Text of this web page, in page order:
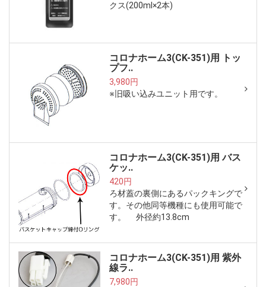
クス(200ml×2本)
コロナホーム3(CK-351)用 トッ
プフ..
3,980円
※旧吸い込みユニット用です。
コロナホーム3(CK-351)用 バス
ケッ..
420円
ろ材蓋の裏側にあるパックキングで
す。その他同等機種にも使用可能で
す。 外径約13.8cm
コロナホーム3(CK-351)用 紫外
線ラ..
7,980円